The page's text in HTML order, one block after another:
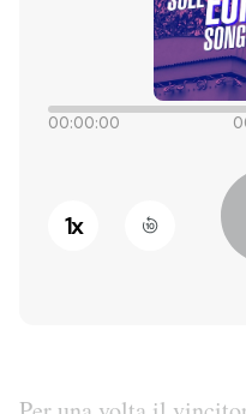
NEWSLETTER
00:00:00
1x